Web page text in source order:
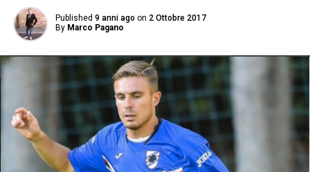
Published 9 anni ago on 2 Ottobre 2017
By Marco Pagano